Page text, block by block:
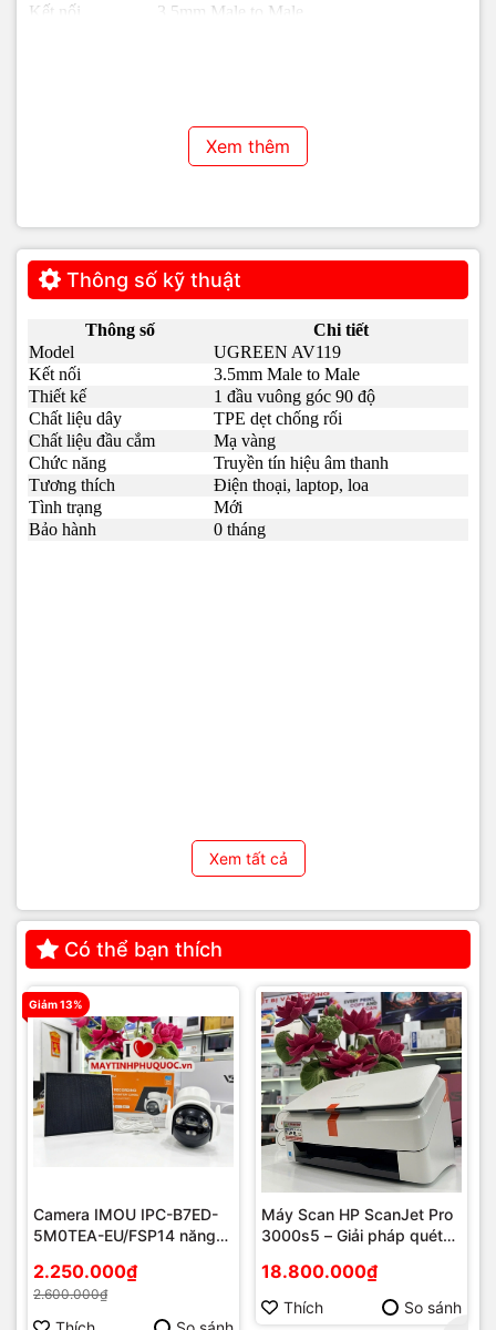
Kết nối
3.5mm Male to Male
Điện thoại, laptop, loa
0 tháng
Xem thêm
Thông số kỹ thuật
Thông số
Chi tiết
Model
UGREEN AV119
Kết nối
3.5mm Male to Male
Thiết kế
1 đầu vuông góc 90 độ
Chất liệu dây
TPE dẹt chống rối
Chất liệu đầu cắm
Mạ vàng
Chức năng
Truyền tín hiệu âm thanh
Tương thích
Điện thoại, laptop, loa
Tình trạng
Mới
Bảo hành
0 tháng
Xem tất cả
Có thể bạn thích
Giảm 13%
Camera IMOU IPC-B7ED-
5M0TEA-EU/FSP14 năng
2.250.000₫
2.600.000₫
Máy Scan HP ScanJet Pro
3000s5 – Giải pháp quét
phòng hiện đại tại Phú
Quốc
18.800.000₫
Thích So sánh